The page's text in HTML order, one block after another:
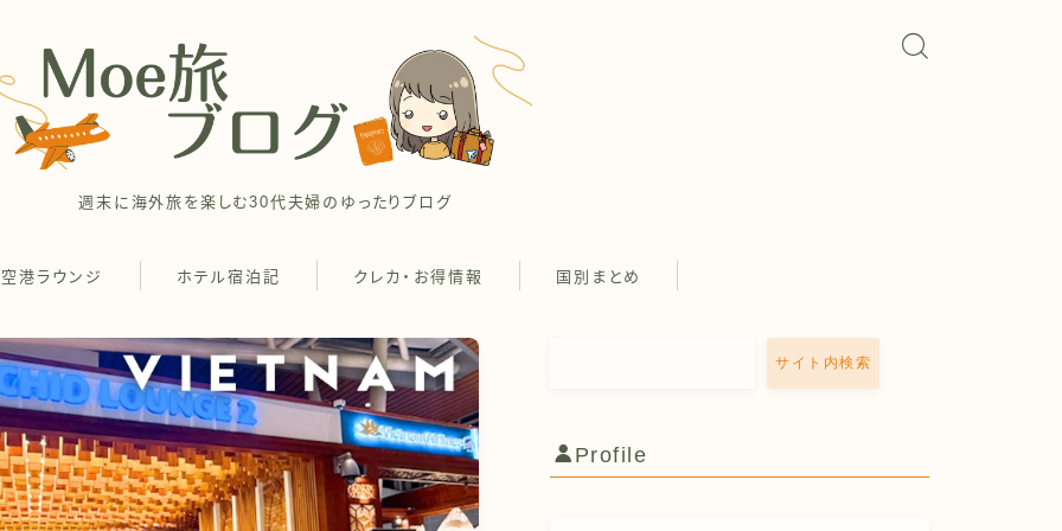
週末に海外旅を楽しむ30代夫婦のゆったりブログ
空港ラウンジ ホテル宿泊記 クレカ・お得情報 国別まとめ
サイト内検索
Profile